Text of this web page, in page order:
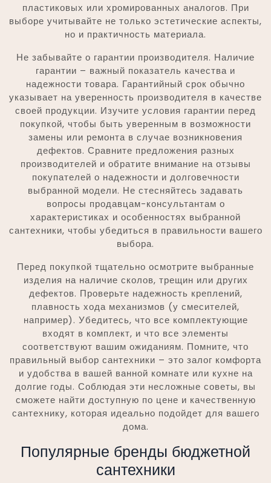
пластиковых или хромированных аналогов. При
выборе учитывайте не только эстетические аспекты,
но и практичность материала.
Не забывайте о гарантии производителя. Наличие
гарантии – важный показатель качества и
надежности товара. Гарантийный срок обычно
указывает на уверенность производителя в качестве
своей продукции. Изучите условия гарантии перед
покупкой, чтобы быть уверенным в возможности
замены или ремонта в случае возникновения
дефектов. Сравните предложения разных
производителей и обратите внимание на отзывы
покупателей о надежности и долговечности
выбранной модели. Не стесняйтесь задавать
вопросы продавцам-консультантам о
характеристиках и особенностях выбранной
сантехники, чтобы убедиться в правильности вашего
выбора.
Перед покупкой тщательно осмотрите выбранные
изделия на наличие сколов, трещин или других
дефектов. Проверьте надежность креплений,
плавность хода механизмов (у смесителей,
например). Убедитесь, что все комплектующие
входят в комплект, и что все элементы
соответствуют вашим ожиданиям. Помните, что
правильный выбор сантехники – это залог комфорта
и удобства в вашей ванной комнате или кухне на
долгие годы. Соблюдая эти несложные советы, вы
сможете найти доступную по цене и качественную
сантехнику, которая идеально подойдет для вашего
дома.
Популярные бренды бюджетной
сантехники